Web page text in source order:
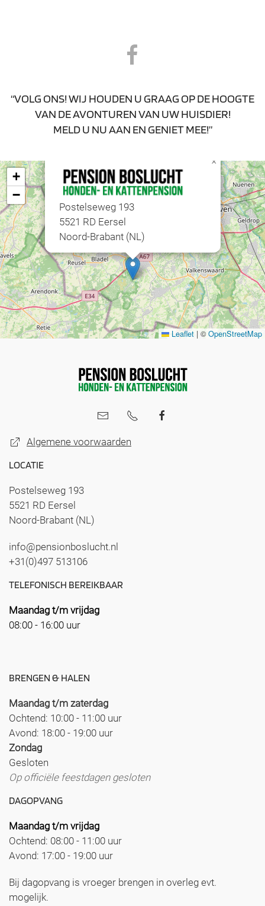
“VOLG ONS! WIJ HOUDEN U GRAAG OP DE HOOGTE
VAN DE AVONTUREN VAN UW HUISDIER!
MELD U NU AAN EN GENIET MEE!”
Postelseweg 193
5521 RD Eersel
Noord-Brabant (NL)
×
+
−
Leaflet | ©OpenStreetMap
Algemene voorwaarden
LOCATIE
Postelseweg 193
5521 RD Eersel
Noord-Brabant (NL)
info@pensionboslucht.nl
+31(0)497 513106
TELEFONISCH BEREIKBAAR
Maandag t/m vrijdag
08:00 - 16:00 uur
BRENGEN & HALEN
Maandag t/m zaterdag
Ochtend: 10:00 - 11:00 uur
Avond: 18:00 - 19:00 uur
Zondag
Gesloten
Op officiële feestdagen gesloten
DAGOPVANG
Maandag t/m vrijdag
Ochtend: 08:00 - 11:00 uur
Avond: 17:00 - 19:00 uur
Bij dagopvang is vroeger brengen in overleg evt.
mogelijk.